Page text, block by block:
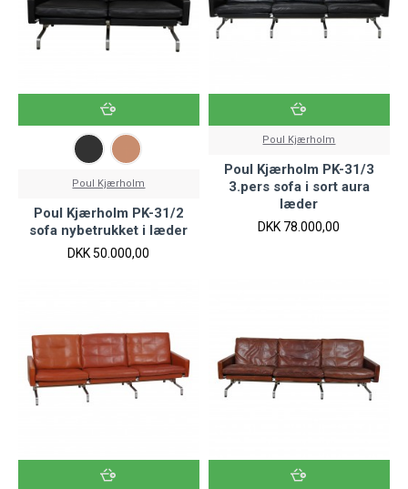
Poul Kjærholm
Poul Kjærholm PK-31/2
sofa nybetrukket i læder
DKK 50.000,00
Poul Kjærholm
Poul Kjærholm PK-31/3
3.pers sofa i sort aura
læder
DKK 78.000,00